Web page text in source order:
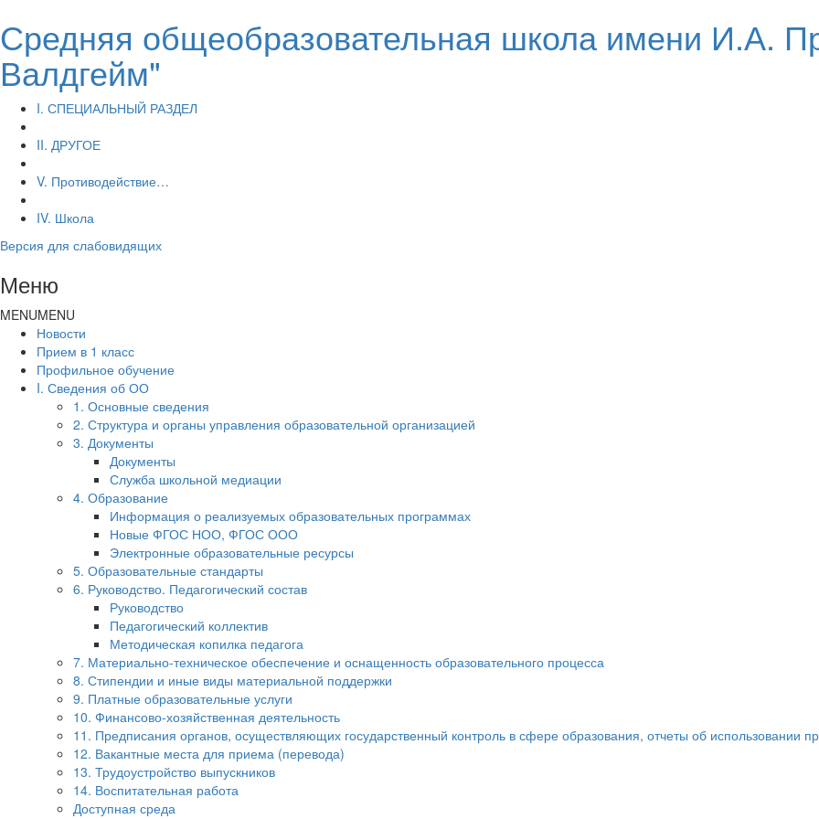
Средняя общеобразовательная школа имени И.А.
Валдгейм"
I. СПЕЦИАЛЬНЫЙ РАЗДЕЛ
II. ДРУГОЕ
V. Противодействие…
IV. Школа
Версия для слабовидящих
Меню
MENUMENU
Новости
Прием в 1 класс
Профильное обучение
I. Сведения об ОО
1. Основные сведения
2. Структура и органы управления образовательной организацией
3. Документы
Документы
Служба школьной медиации
4. Образование
Информация о реализуемых образовательных программах
Новые ФГОС НОО, ФГОС ООО
Электронные образовательные ресурсы
5. Образовательные стандарты
6. Руководство. Педагогический состав
Руководство
Педагогический коллектив
Методическая копилка педагога
7. Материально-техническое обеспечение и оснащенность образовательного процесса
8. Стипендии и иные виды материальной поддержки
9. Платные образовательные услуги
10. Финансово-хозяйственная деятельность
11. Предписания органов, осуществляющих государственный контроль в сфере образования, отчеты об использовании
12. Вакантные места для приема (перевода)
13. Трудоустройство выпускников
14. Воспитательная работа
Доступная среда